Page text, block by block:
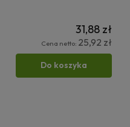
31,88 zł
Cena netto: 25,92 zł
Do koszyka